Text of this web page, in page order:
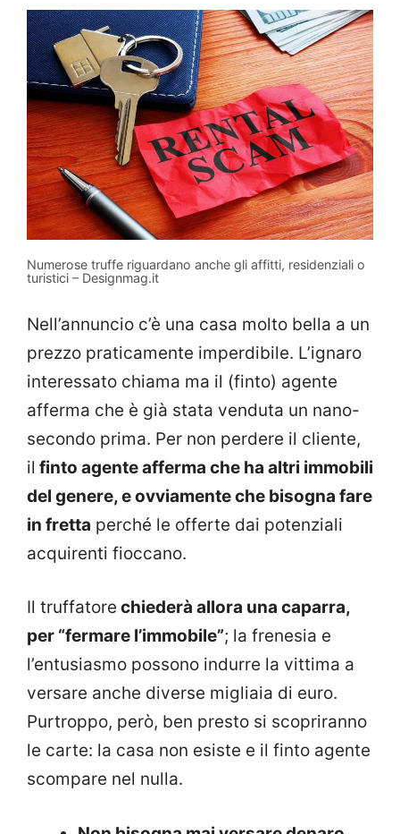
Numerose truffe riguardano anche gli affitti, residenziali o
turistici – Designmag.it
Nell’annuncio c’è una casa molto bella a un
prezzo praticamente imperdibile. L’ignaro
interessato chiama ma il (finto) agente
afferma che è già stata venduta un nano-
secondo prima. Per non perdere il cliente,
il finto agente afferma che ha altri immobili
del genere, e ovviamente che bisogna fare
in fretta perché le offerte dai potenziali
acquirenti fioccano.
Il truffatore chiederà allora una caparra,
per “fermare l’immobile”; la frenesia e
l’entusiasmo possono indurre la vittima a
versare anche diverse migliaia di euro.
Purtroppo, però, ben presto si scopriranno
le carte: la casa non esiste e il finto agente
scompare nel nulla.